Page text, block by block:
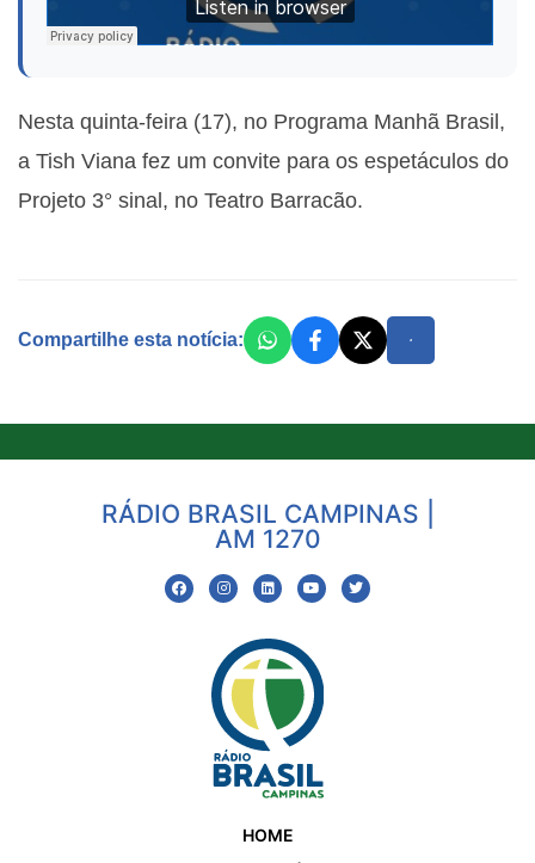
Nesta quinta-feira (17), no Programa Manhã Brasil,
a Tish Viana fez um convite para os espetáculos do
Projeto 3° sinal, no Teatro Barracão.
Compartilhe esta notícia:
RÁDIO BRASIL CAMPINAS |
AM 1270
HOME